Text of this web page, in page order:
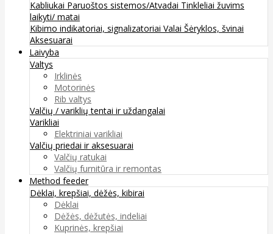
Kabliukai Paruoštos sistemos/Atvadai Tinkleliai žuvims
laikyti/ matai
Kibimo indikatoriai, signalizatoriai Valai Šėryklos, švinai
Aksesuarai
Laivyba
Valtys
Irklinės
Motorinės
Rib valtys
Valčių / variklių tentai ir uždangalai
Varikliai
Elektriniai varikliai
Valčių priedai ir aksesuarai
Valčių ratukai
Valčių furnitūra ir remontas
Method feeder
Dėklai, krepšiai, dėžės, kibirai
Dėklai
Dėžės, dėžutės, indeliai
Kuprinės, krepšiai